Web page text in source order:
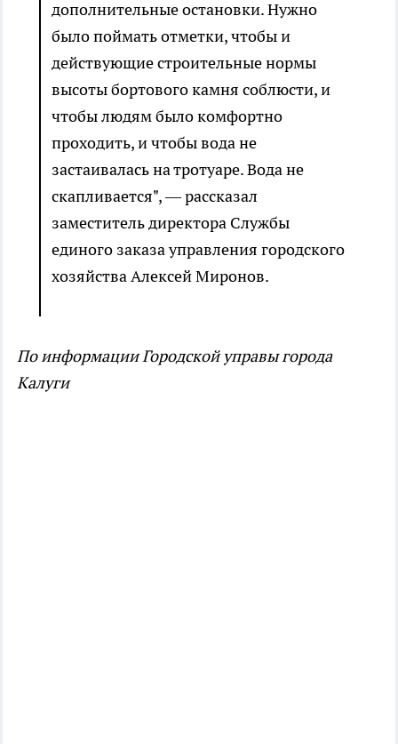
дополнительные остановки. Нужно
было поймать отметки, чтобы и
действующие строительные нормы
высоты бортового камня соблюсти, и
чтобы людям было комфортно
проходить, и чтобы вода не
застаивалась на тротуаре. Вода не
скапливается", — рассказал
заместитель директора Службы
единого заказа управления городского
хозяйства Алексей Миронов.
По информации Городской управы города
Калуги